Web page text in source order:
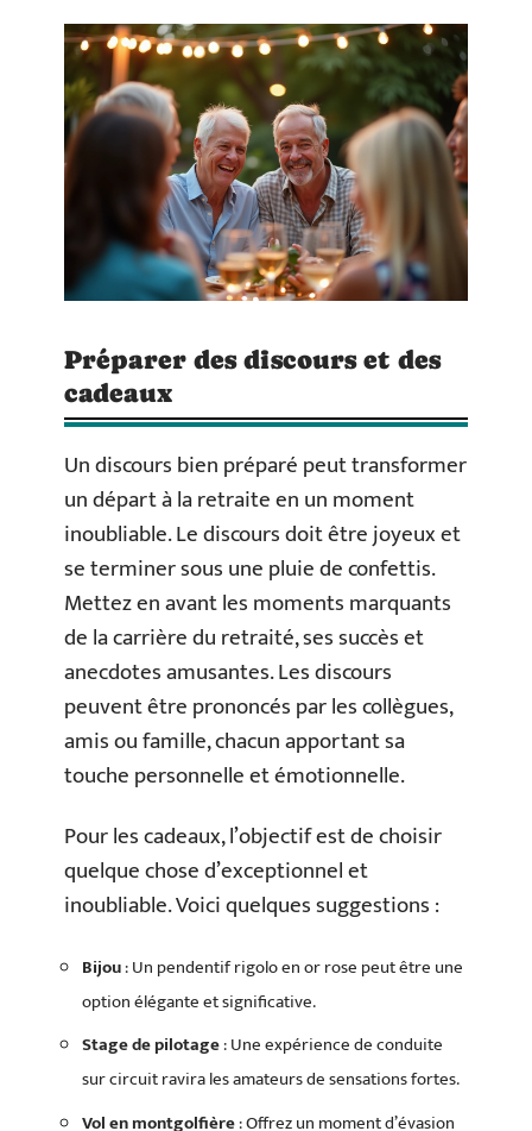
Préparer des discours et des
cadeaux
Un discours bien préparé peut transformer
un départ à la retraite en un moment
inoubliable. Le discours doit être joyeux et
se terminer sous une pluie de confettis.
Mettez en avant les moments marquants
de la carrière du retraité, ses succès et
anecdotes amusantes. Les discours
peuvent être prononcés par les collègues,
amis ou famille, chacun apportant sa
touche personnelle et émotionnelle.
Pour les cadeaux, l’objectif est de choisir
quelque chose d’exceptionnel et
inoubliable. Voici quelques suggestions :
Bijou: Un pendentif rigolo en or rose peut être une
option élégante et significative.
Stage de pilotage: Une expérience de conduite
sur circuit ravira les amateurs de sensations fortes.
Vol en montgolfière: Offrez un moment d’évasion